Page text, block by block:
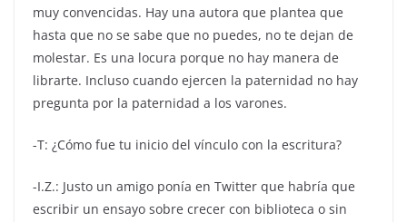
muy convencidas. Hay una autora que plantea que
hasta que no se sabe que no puedes, no te dejan de
molestar. Es una locura porque no hay manera de
librarte. Incluso cuando ejercen la paternidad no hay
pregunta por la paternidad a los varones.
-T: ¿Cómo fue tu inicio del vínculo con la escritura?
-I.Z.: Justo un amigo ponía en Twitter que habría que
escribir un ensayo sobre crecer con biblioteca o sin